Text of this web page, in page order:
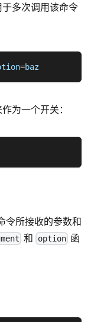
多次调用该命令
=baz
为一个开关：
令所接收的参数和
和 option函